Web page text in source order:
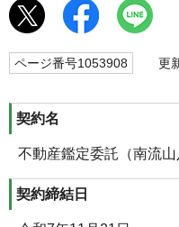
ページ番号1053908 更新
契約名
不動産鑑定委託（南流
契約締結日